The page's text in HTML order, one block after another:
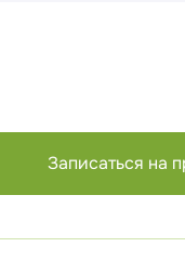
Записаться на